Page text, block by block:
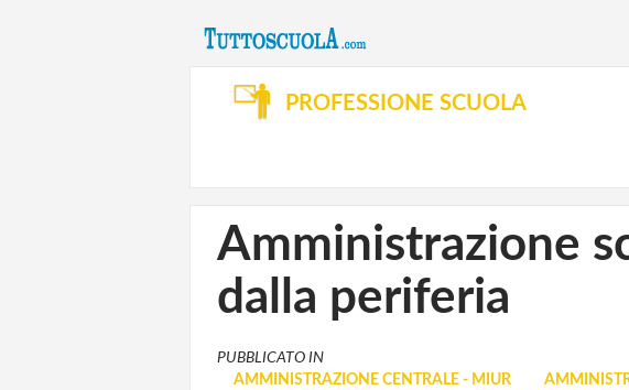
PROFESSIONE SCUOLA
Amministrazione
dalla periferia
PUBBLICATO IN
AMMINISTRAZIONE CENTRALE - MIUR